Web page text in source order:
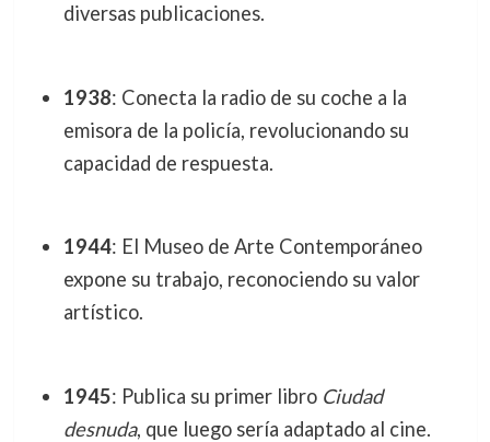
diversas publicaciones.
1938: Conecta la radio de su coche a la
emisora de la policía, revolucionando su
capacidad de respuesta.
1944: El Museo de Arte Contemporáneo
expone su trabajo, reconociendo su valor
artístico.
1945: Publica su primer libro Ciudad
desnuda, que luego sería adaptado al cine.